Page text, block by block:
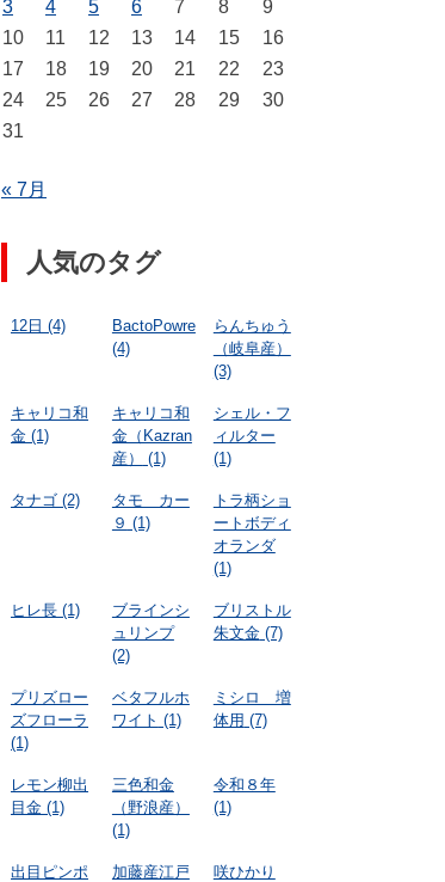
3
4 5 6 7 8
9
10
11 12 13 14 15
16
17
18 19 20 21 22
23
24
25 26 27 28 29
30
31
« 7月
人気のタグ
12日 (4)
BactoPowre
(4)
らんちゅう
（岐阜産）
(3)
キャリコ和
金 (1)
キャリコ和
金（Kazran
産）
(1)
シェル・フ
ィルター
(1)
タナゴ (2)
タモ カー
９ (1)
トラ柄ショ
ートボディ
オランダ
(1)
ヒレ長 (1)
ブラインシ
ュリンプ
(2)
ブリストル
朱文金(7)
プリズロー
ズフローラ
(1)
ベタフルホ
ワイト (1)
ミシロ 増
体用 (7)
レモン柳出
目金 (1)
三色和金
（野浪産）
(1)
令和８年
(1)
出目ピンポ
加藤産江戸
咲ひかり